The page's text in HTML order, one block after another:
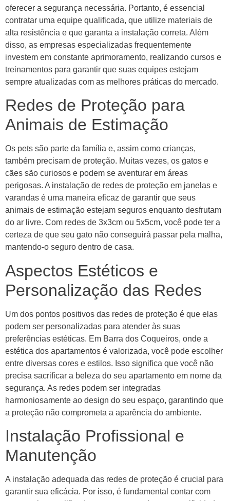
oferecer a segurança necessária. Portanto, é essencial
contratar uma equipe qualificada, que utilize materiais de
alta resistência e que garanta a instalação correta. Além
disso, as empresas especializadas frequentemente
investem em constante aprimoramento, realizando cursos e
treinamentos para garantir que suas equipes estejam
sempre atualizadas com as melhores práticas do mercado.
Redes de Proteção para
Animais de Estimação
Os pets são parte da família e, assim como crianças,
também precisam de proteção. Muitas vezes, os gatos e
cães são curiosos e podem se aventurar em áreas
perigosas. A instalação de redes de proteção em janelas e
varandas é uma maneira eficaz de garantir que seus
animais de estimação estejam seguros enquanto desfrutam
do ar livre. Com redes de 3x3cm ou 5x5cm, você pode ter a
certeza de que seu gato não conseguirá passar pela malha,
mantendo-o seguro dentro de casa.
Aspectos Estéticos e
Personalização das Redes
Um dos pontos positivos das redes de proteção é que elas
podem ser personalizadas para atender às suas
preferências estéticas. Em Barra dos Coqueiros, onde a
estética dos apartamentos é valorizada, você pode escolher
entre diversas cores e estilos. Isso significa que você não
precisa sacrificar a beleza do seu apartamento em nome da
segurança. As redes podem ser integradas
harmoniosamente ao design do seu espaço, garantindo que
a proteção não comprometa a aparência do ambiente.
Instalação Profissional e
Manutenção
A instalação adequada das redes de proteção é crucial para
garantir sua eficácia. Por isso, é fundamental contar com